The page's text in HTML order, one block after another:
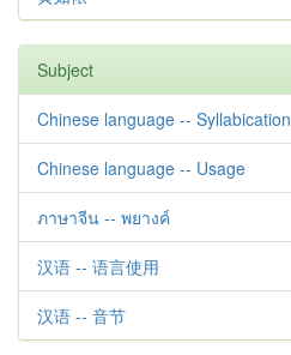
Subject
Chinese language -- Syllabication
Chinese language -- Usage
ภาษาจีน -- พยางค์
汉语 -- 语言使用
汉语 -- 音节